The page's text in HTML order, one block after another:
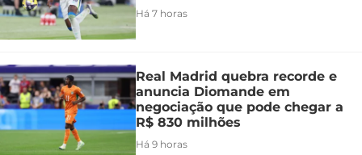
Há 7 horas
Real Madrid quebra recorde e
anuncia Diomande em
negociação que pode chegar a
R$ 830 milhões
Há 9 horas